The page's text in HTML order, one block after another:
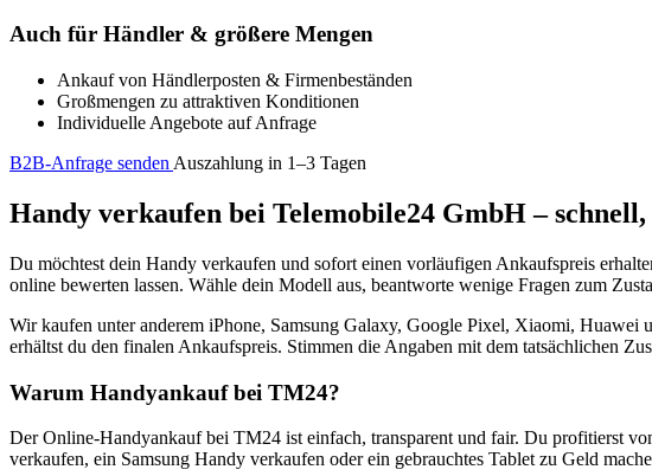
Auch für Händler & größere Mengen
Ankauf von Händlerposten & Firmenbeständen
Großmengen zu attraktiven Konditionen
Individuelle Angebote auf Anfrage
B2B-Anfrage senden Auszahlung in 1–3 Tagen
Handy verkaufen bei Telemobile24 GmbH –
Du möchtest dein Handy verkaufen und sofort einen vorläufigen Ankaufspreis
online bewerten lassen. Wähle dein Modell aus, beantworte wenige Fragen zum
Wir kaufen unter anderem iPhone, Samsung Galaxy, Google Pixel, Xiaomi, Huawei
erhältst du den finalen Ankaufspreis. Stimmen die Angaben mit dem tatsächlichen
Warum Handyankauf bei TM24?
Der Online-Handyankauf bei TM24 ist einfach, transparent und fair. Du profitierst
verkaufen, ein Samsung Handy verkaufen oder ein gebrauchtes Tablet zu Geld